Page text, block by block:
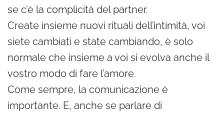
se c’è la complicità del partner.
Create insieme nuovi rituali dell’intimità, voi
siete cambiati e state cambiando, è solo
normale che insieme a voi si evolva anche il
vostro modo di fare l’amore.
Come sempre, la comunicazione è
importante. E, anche se parlare di